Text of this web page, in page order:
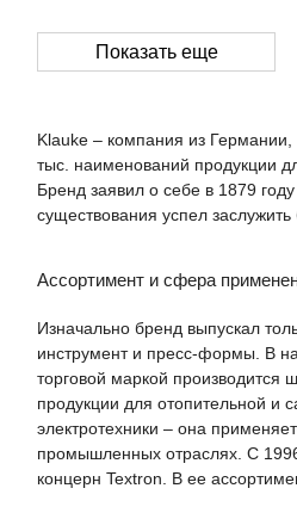
Показать еще
Klauke – компания из
тыс. наименований продукции
Бренд заявил о себе в 1879
существования успел
Ассортимент и сфера
Изначально бренд выпускал
инструмент и пресс-формы. В
торговой маркой производится
продукции для отопительной и
электротехники – она
промышленных отраслях. С
концерн Textron. В ее